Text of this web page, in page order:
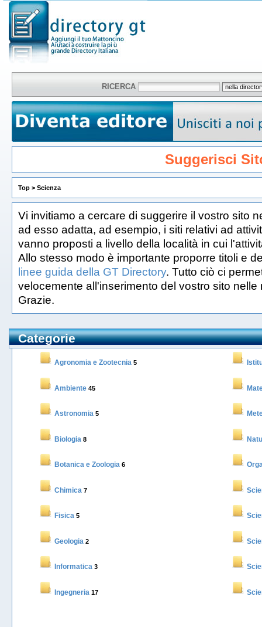
RICERCA
Suggerisci
Top > Scienza
Vi invitiamo a cercare di suggerire il vostro sito
ad esso adatta, ad esempio, i siti relativi ad
vanno proposti a livello della località in cui
Allo stesso modo è importante proporre titoli e
linee guida della GT Directory. Tutto ciò ci
velocemente all'inserimento del vostro sito nelle
Grazie.
Categorie
Agronomia e Zootecnia 5
Ambiente 45
Astronomia 5
Biologia 8
Botanica e Zoologia 6
Chimica 7
Fisica 5
Geologia 2
Informatica 3
Ingegneria 17